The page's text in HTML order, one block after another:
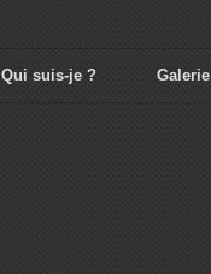
Qui suis-je ? Galerie